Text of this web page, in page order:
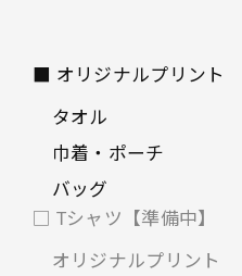
■ オリジナルプリント
タオル
巾着・ポーチ
バッグ
□ Tシャツ【準備中】
オリジナルプリント